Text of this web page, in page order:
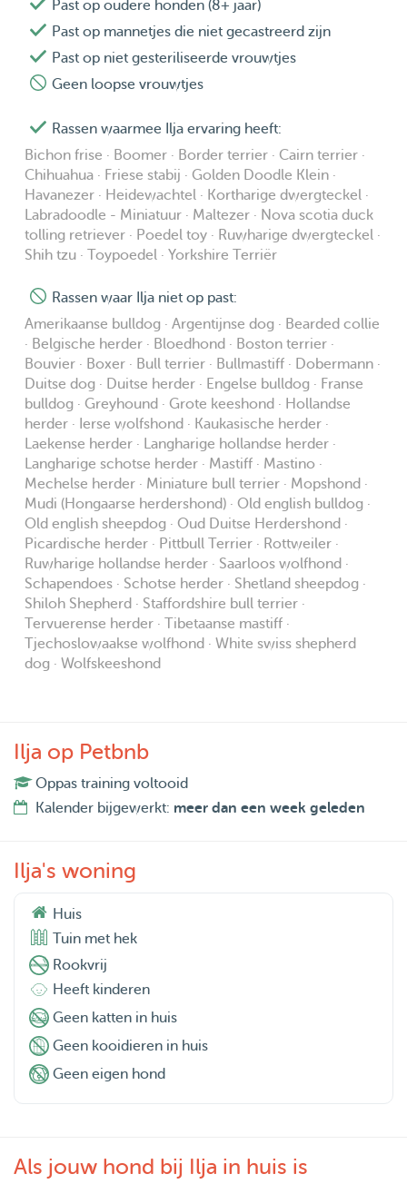
medische behoeften
• Altijd één hond tegelijk, zodat er écht tijd en aandacht is
• Kennismaking vooraf om te kijken of er een klik is
🌟 Waarom ik?
Ik ben betrouwbaar, rustig en dol op dieren. Dankzij mijn
werkervaring en persoonlijke band met dieren weet ik
hoe belangrijk het is om goed af te stemmen op wat een
hond nodig heeft — fysiek én emotioneel. Oppassen bij
mensen thuis doe ik niet, maar ik vang jouw hond met
heerlijke wandeling. Stuur gerust een berichtje — ik
reageer altijd snel en met plezier!
Past op oudere honden (8+ jaar)
Past op mannetjes die niet gecastreerd zijn
Past op niet gesteriliseerde vrouwtjes
Geen loopse vrouwtjes
Rassen waarmee Ilja ervaring heeft:
Bichon frise · Boomer · Border terrier · Cairn terrier ·
Chihuahua · Friese stabij · Golden Doodle Klein ·
Havanezer · Heidewachtel · Kortharige dwergteckel ·
Labradoodle - Miniatuur · Maltezer · Nova scotia duck
tolling retriever · Poedel toy · Ruwharige dwergteckel ·
Shih tzu · Toypoedel · Yorkshire Terriër
Rassen waar Ilja niet op past:
Amerikaanse bulldog · Argentijnse dog · Bearded collie
· Belgische herder · Bloedhond · Boston terrier ·
Bouvier · Boxer · Bull terrier · Bullmastiff · Dobermann ·
Duitse dog · Duitse herder · Engelse bulldog · Franse
bulldog · Greyhound · Grote keeshond · Hollandse
herder · Ierse wolfshond · Kaukasische herder ·
Laekense herder · Langharige hollandse herder ·
Langharige schotse herder · Mastiff · Mastino ·
Mechelse herder · Miniature bull terrier · Mopshond ·
Mudi (Hongaarse herdershond) · Old english bulldog ·
Old english sheepdog · Oud Duitse Herdershond ·
Picardische herder · Pittbull Terrier · Rottweiler ·
Ruwharige hollandse herder · Saarloos wolfhond ·
Schapendoes · Schotse herder · Shetland sheepdog ·
Shiloh Shepherd · Staffordshire bull terrier ·
Tervuerense herder · Tibetaanse mastiff ·
Tjechoslowaakse wolfhond · White swiss shepherd
dog · Wolfskeeshond
Ilja op Petbnb
Oppas training voltooid
Kalender bijgewerkt: meer dan een week geleden
Ilja's woning
Huis
Tuin met hek
Rookvrij
Heeft kinderen
Geen katten in huis
Geen kooidieren in huis
Geen eigen hond
Als jouw hond bij Ilja in huis is